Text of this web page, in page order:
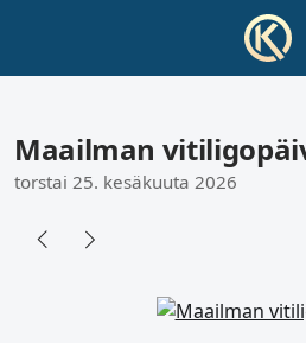
Maailman
torstai 25. kesäkuuta 2026